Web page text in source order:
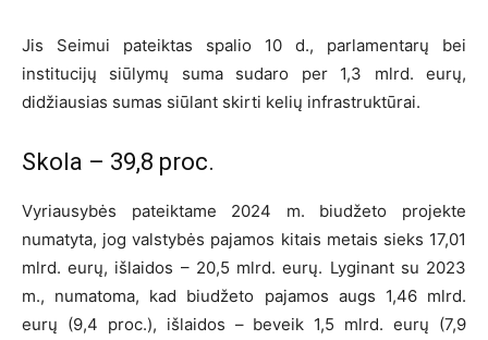
Jis Seimui pateiktas spalio 10 d., parlamentarų bei
institucijų siūlymų suma sudaro per 1,3 mlrd. eurų,
didžiausias sumas siūlant skirti kelių infrastruktūrai.
Skola – 39,8 proc.
Vyriausybės pateiktame 2024 m. biudžeto projekte
numatyta, jog valstybės pajamos kitais metais sieks 17,01
mlrd. eurų, išlaidos – 20,5 mlrd. eurų. Lyginant su 2023
m., numatoma, kad biudžeto pajamos augs 1,46 mlrd.
eurų (9,4 proc.), išlaidos – beveik 1,5 mlrd. eurų (7,9